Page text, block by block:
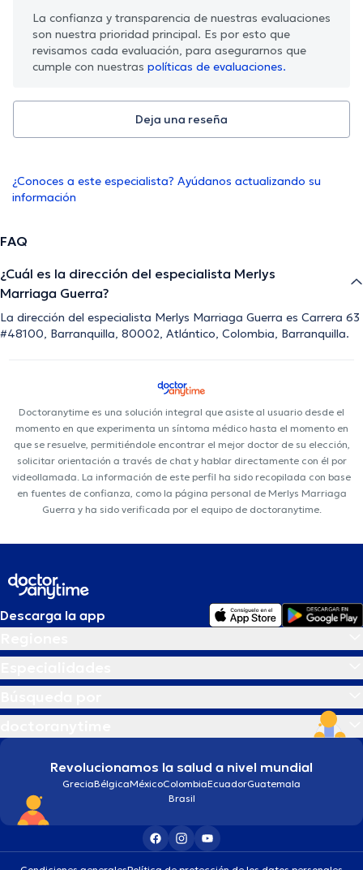
La confianza y transparencia de nuestras evaluaciones
son nuestra prioridad principal. Es por esto que
revisamos cada evaluación, para asegurarnos que
cumple con nuestras políticas de evaluaciones.
Deja una reseña
¿Conoces a este especialista? Ayúdanos actualizando su
información
FAQ
¿Cuál es la dirección del especialista Merlys
Marriaga Guerra?
La dirección del especialista Merlys Marriaga Guerra es Carrera 63
#48100, Barranquilla, 80002, Atlántico, Colombia, Barranquilla.
Doctoranytime es una solución integral que asiste al usuario desde el
momento en que experimenta un síntoma médico hasta el momento en
que se resuelve, permitiéndole encontrar el mejor doctor de su elección,
solicitar orientación a través de chat y hablar directamente con él por
videollamada. La información de este perfil ha sido recopilada con base
en fuentes de confianza, como la página personal de Merlys Marriaga
Guerra y ha sido verificada por el equipo de doctoranytime.
Descarga la app
Revolucionamos la salud a nivel mundial
GreciaBélgicaMéxicoColombiaEcuadorGuatemala
Brasil